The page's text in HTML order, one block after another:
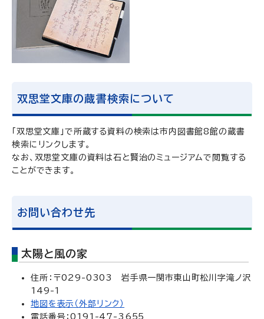
双思堂文庫の蔵書検索について
「双思堂文庫」で所蔵する資料の検索は市内図書館8館の蔵書
検索にリンクします。
なお、双思堂文庫の資料は石と賢治のミュージアムで閲覧する
ことができます。
お問い合わせ先
太陽と風の家
住所：〒029-0303 岩手県一関市東山町松川字滝ノ沢
149-1
地図を表示（外部リンク）
電話番号：0191-47-3655